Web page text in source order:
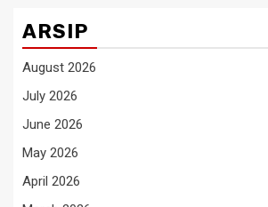
ARSIP
August 2026
July 2026
June 2026
May 2026
April 2026